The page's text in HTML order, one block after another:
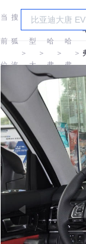
当
前
位
搜
狐
汽
＞
车
型
大
全
＞
哈
弗
＞
哈
弗
＞